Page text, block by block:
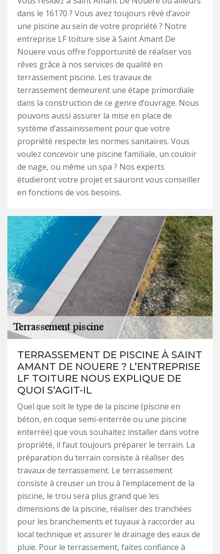
dans le 16170 ? Vous avez toujours rêvé d’avoir
une piscine au sein de votre propriété ? Notre
entreprise LF toiture sise à Saint Amant De
Nouere vous offre l’opportunité de réaliser vos
rêves grâce à nos services de qualité en
terrassement piscine. Les travaux de
terrassement demeurent une étape primordiale
dans la construction de ce genre d’ouvrage. Nous
pouvons aussi assurer la mise en place de
système d’assainissement pour que votre
propriété respecte les normes sanitaires. Vous
voulez concevoir une piscine familiale, un couloir
de nage, ou même un spa ? Nos experts
étudieront votre projet et sauront vous conseiller
en fonctions de vos besoins.
TERRASSEMENT DE PISCINE À SAINT
AMANT DE NOUERE ? L’ENTREPRISE
LF TOITURE NOUS EXPLIQUE DE
QUOI S’AGIT-IL
Quel que soit le type de la piscine (piscine en
béton, en coque semi-enterrée ou une piscine
enterrée) que vous souhaitez installer dans votre
propriété, il faut toujours préparer le terrain. La
préparation du terrain consiste à réaliser des
travaux de terrassement. Le terrassement
consiste à creuser un trou à l’emplacement de la
piscine, le trou sera plus grand que les
dimensions de la piscine, réaliser des tranchées
pour les branchements et tuyaux à raccorder au
local technique et assurer le drainage des eaux de
pluie. Pour le terrassement, faites confiance à